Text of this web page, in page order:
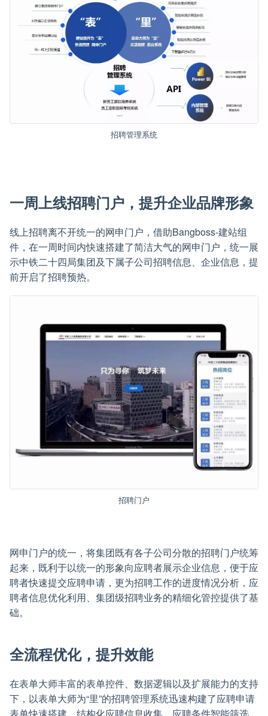
招聘管理系统
一周上线招聘门户，提升企业品牌形象
线上招聘离不开统一的网申门户，借助Bangboss-建站组
件，在一周时间内快速搭建了简洁大气的网申门户，统一展
示中铁二十四局集团及下属子公司招聘信息、企业信息，提
前开启了招聘预热。
招聘门户
网申门户的统一，将集团既有各子公司分散的招聘门户统筹
起来，既利于以统一的形象向应聘者展示企业信息，便于应
聘者快速提交应聘申请，更为招聘工作的进度情况分析，应
聘者信息优化利用、集团级招聘业务的精细化管控提供了基
础。
全流程优化，提升效能
在表单大师丰富的表单控件、数据逻辑以及扩展能力的支持
下，以表单大师为“里”的招聘管理系统迅速构建了应聘申请